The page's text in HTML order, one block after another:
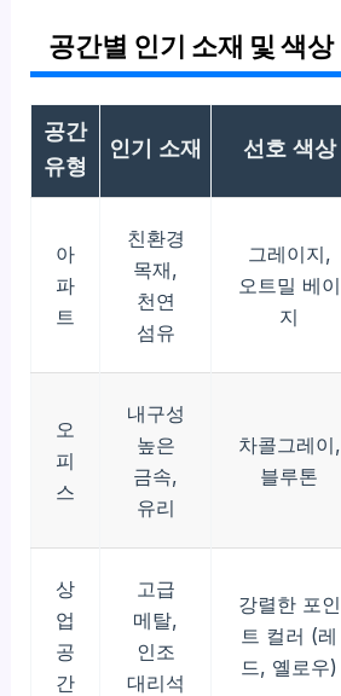
공간별 인기 소재 및 색상
공간
유형
인기 소재 선호 색상
아
파
트
친환경
목재,
천연
섬유
그레이지,
오트밀 베이
지
오
피
스
내구성
높은
금속,
유리
차콜그레이,
블루톤
상
업
공
간
고급
메탈,
인조
대리석
강렬한 포인
트 컬러 (레
드, 옐로우)